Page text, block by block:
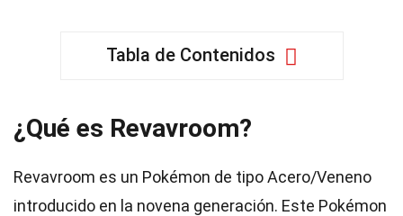
Tabla de Contenidos
¿Qué es Revavroom?
Revavroom es un Pokémon de tipo Acero/Veneno
introducido en la novena generación. Este Pokémon